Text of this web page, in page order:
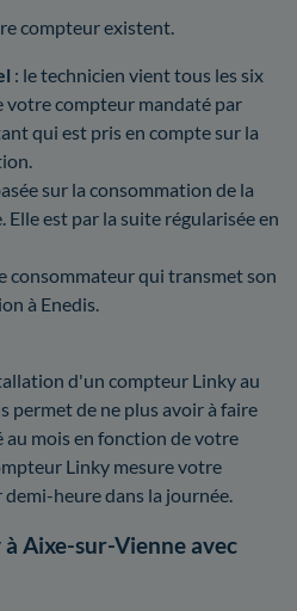
compteur existent.
: le technicien vient tous les six
votre compteur mandaté par
qui est pris en compte sur la
sur la consommation de la
Elle est par la suite régularisée en
consommateur qui transmet son
à Enedis.
d'un compteur Linky au
permet de ne plus avoir à faire
au mois en fonction de votre
Linky mesure votre
heure dans la journée.
Aixe-sur-Vienne avec